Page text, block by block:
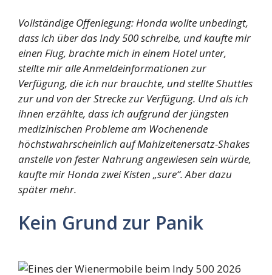
Vollständige Offenlegung: Honda wollte unbedingt,
dass ich über das Indy 500 schreibe, und kaufte mir
einen Flug, brachte mich in einem Hotel unter,
stellte mir alle Anmeldeinformationen zur
Verfügung, die ich nur brauchte, und stellte Shuttles
zur und von der Strecke zur Verfügung. Und als ich
ihnen erzählte, dass ich aufgrund der jüngsten
medizinischen Probleme am Wochenende
höchstwahrscheinlich auf Mahlzeitenersatz-Shakes
anstelle von fester Nahrung angewiesen sein würde,
kaufte mir Honda zwei Kisten „sure“. Aber dazu
später mehr.
Kein Grund zur Panik